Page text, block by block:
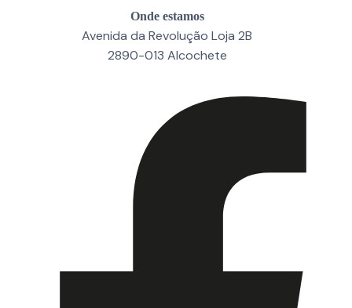
Onde estamos
Avenida da Revolução Loja 2B
2890-013 Alcochete